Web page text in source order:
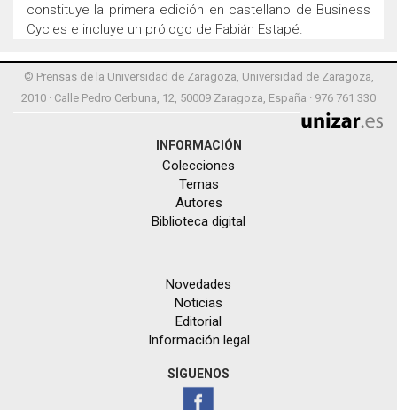
constituye la primera edición en castellano de Business
Cycles e incluye un prólogo de Fabián Estapé.
© Prensas de la Universidad de Zaragoza, Universidad de Zaragoza,
2010 · Calle Pedro Cerbuna, 12, 50009 Zaragoza, España · 976 761 330
INFORMACIÓN
Colecciones
Temas
Autores
Biblioteca digital
Novedades
Noticias
Editorial
Información legal
SÍGUENOS